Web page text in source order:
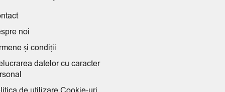
noi
și condiții
datelor cu caracter